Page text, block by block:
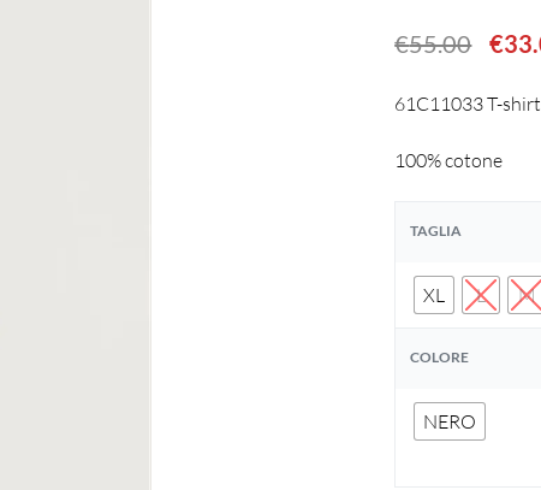
€55.00 €
61C11033 T-
100% cotone
TAGLIA
XL L M
COLORE
NERO